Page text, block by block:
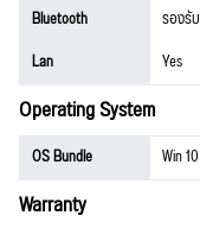
Bluetooth
รองรับ
Lan
Yes
Operating System
OS Bundle Win 10
Warranty